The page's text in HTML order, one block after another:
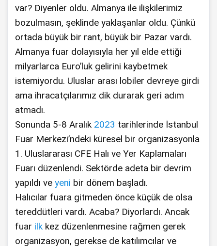
var? Diyenler oldu. Almanya ile ilişkilerimiz
bozulmasın, şeklinde yaklaşanlar oldu. Çünkü
ortada büyük bir rant, büyük bir Pazar vardı.
Almanya fuar dolayısıyla her yıl elde ettiği
milyarlarca Euro’luk gelirini kaybetmek
istemiyordu. Uluslar arası lobiler devreye girdi
ama ihracatçılarımız dik durarak geri adım
atmadı.
Sonunda 5-8 Aralık 2023 tarihlerinde İstanbul
Fuar Merkezi’ndeki küresel bir organizasyonla
1. Uluslararası CFE Halı ve Yer Kaplamaları
Fuarı düzenlendi. Sektörde adeta bir devrim
yapıldı ve yeni bir dönem başladı.
Halıcılar fuara gitmeden önce küçük de olsa
tereddütleri vardı. Acaba? Diyorlardı. Ancak
fuar ilk kez düzenlenmesine rağmen gerek
organizasyon, gerekse de katılımcılar ve